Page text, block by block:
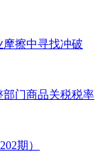
擦中寻找冲破
部门商品关税税率
期）